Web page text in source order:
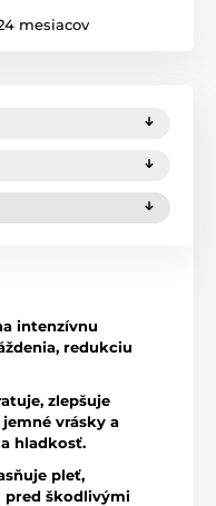
mesiacov
intenzívnu
redukciu
zlepšuje
vrásky a
hladkosť.
pleť,
pred škodlivými